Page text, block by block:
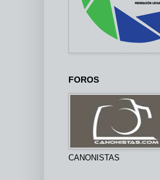
FOROS
CANONISTAS